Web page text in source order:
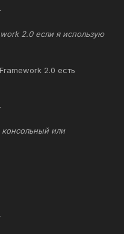
2.0 если я использую
2.0 есть
или